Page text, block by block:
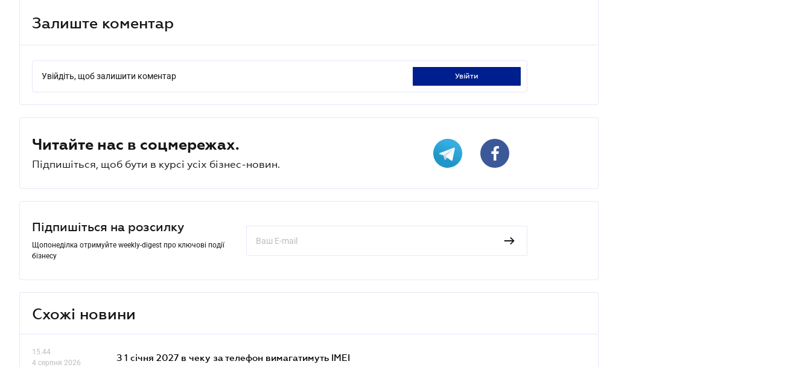
Залиште коментар
Увійдіть, щоб залишити коментар увійти
Читайте нас в соцмережах.
Підпишіться, щоб бути в курсі усіх бізнес-новин.
Підпишіться на розсилку
Щопонеділка отримуйте weekly-digest про ключові події
бізнесу
Схожі новини
15.44
4 серпня 2026
З 1 січня 2027 в чеку за телефон вимагатимуть IMEI